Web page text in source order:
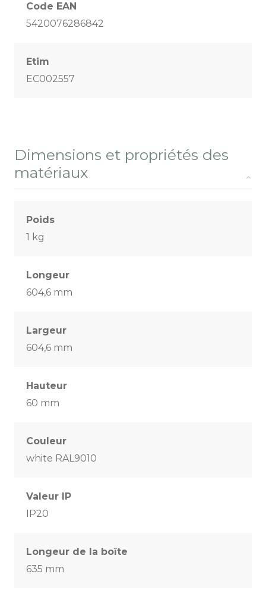
Code EAN
5420076286842
Etim
EC002557
Dimensions et propriétés des
matériaux
Poids
1 kg
Longeur
604,6 mm
Largeur
604,6 mm
Hauteur
60 mm
Couleur
white RAL9010
Valeur IP
IP20
Longeur de la boîte
635 mm